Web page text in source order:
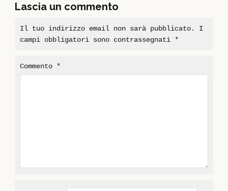
Lascia un commento
Il tuo indirizzo email non sarà pubblicato.
I
campi obbligatori sono contrassegnati *
Commento *